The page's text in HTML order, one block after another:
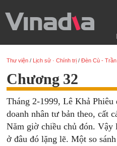
Thư viện / Lịch sử · Chính trị /Đèn Cù -
Chương 32
Tháng 2-1999, Lê Khả
doanh nhân tư bản theo, cất
Năm giờ chiều chủ đón.
ở đâu đó lặng lẽ. Một so